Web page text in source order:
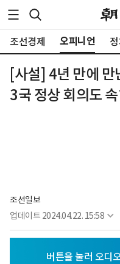
조선경제 오피니언
[사설] 4년 만에
3국 정상 회의도
조선일보
업데이트 2024.04.22. 15:58